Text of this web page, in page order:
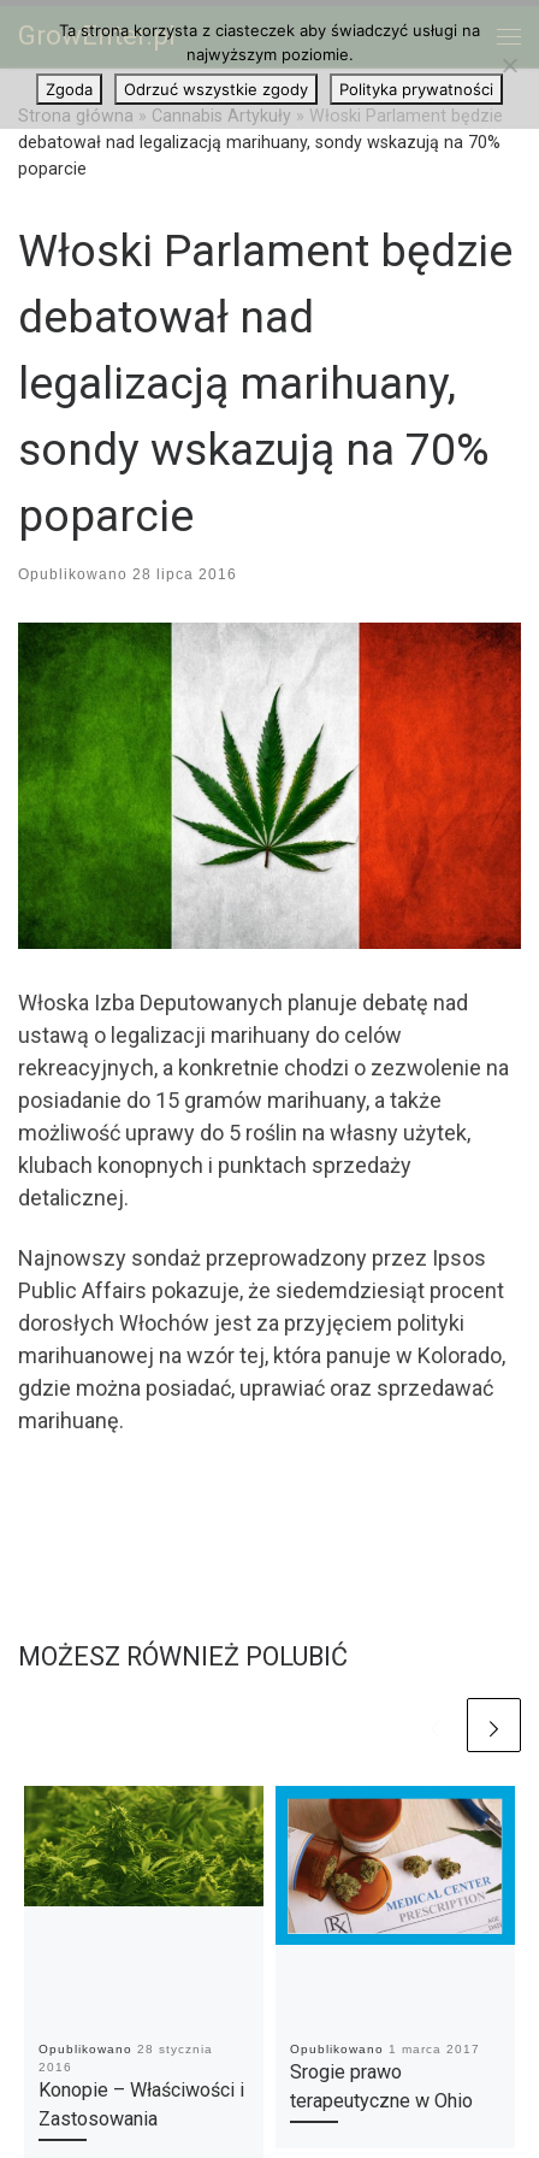
Przejdź do treści
GrowEnter.pl
Strona główna » Cannabis Artykuły » Włoski Parlament będzie
debatował nad legalizacją marihuany, sondy wskazują na 70%
poparcie
Włoski Parlament będzie
debatował nad
legalizacją marihuany,
sondy wskazują na 70%
poparcie
Opublikowano 28 lipca 2016
Włoska Izba Deputowanych planuje debatę nad
ustawą o legalizacji marihuany do celów
rekreacyjnych, a konkretnie chodzi o zezwolenie na
posiadanie do 15 gramów marihuany, a także
możliwość uprawy do 5 roślin na własny użytek,
klubach konopnych i punktach sprzedaży
detalicznej.
Najnowszy sondaż przeprowadzony przez Ipsos
Public Affairs pokazuje, że siedemdziesiąt procent
dorosłych Włochów jest za przyjęciem polityki
marihuanowej na wzór tej, która panuje w Kolorado,
gdzie można posiadać, uprawiać oraz sprzedawać
marihuanę.
MOŻESZ RÓWNIEŻ POLUBIĆ
Opublikowano 28 stycznia
2016
Konopie – Właściwości i
Zastosowania
Opublikowano 1 marca 2017
Srogie prawo
terapeutyczne w Ohio
Ta strona korzysta z ciasteczek aby świadczyć usługi na
najwyższym poziomie.
Zgoda
Odrzuć wszystkie zgody Polityka prywatności